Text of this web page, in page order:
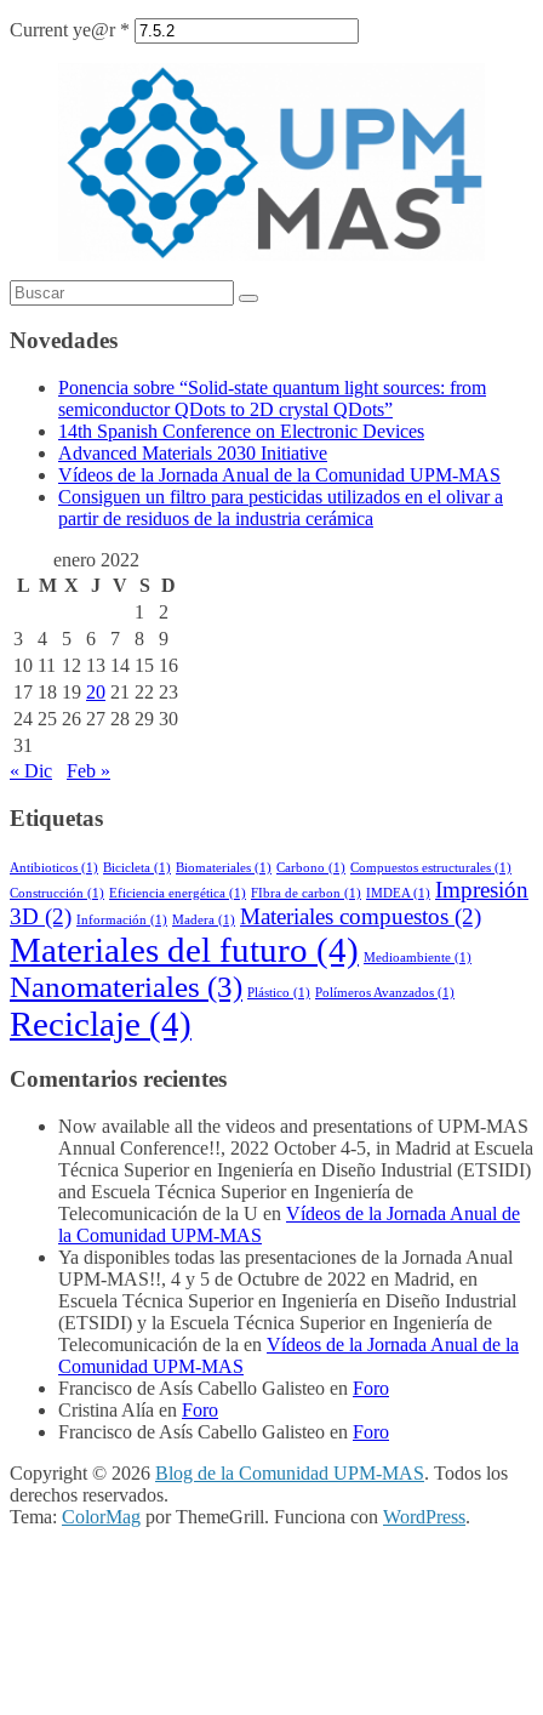
Current ye@r *
Novedades
Ponencia sobre “Solid-state quantum light sources: from
semiconductor QDots to 2D crystal QDots”
14th Spanish Conference on Electronic Devices
Advanced Materials 2030 Initiative
Vídeos de la Jornada Anual de la Comunidad UPM-MAS
Consiguen un filtro para pesticidas utilizados en el olivar a
partir de residuos de la industria cerámica
enero 2022
L M X J V S D
1
2
3
4 5 6 7 8
9
10 11 12 13 14 15 16
17 18 19 20 21 22 23
24 25 26 27 28 29 30
31
« Dic
Feb »
Etiquetas
Antibioticos (1) Bicicleta (1) Biomateriales (1) Carbono (1) Compuestos estructurales (1)
Construcción (1) Eficiencia energética (1) FIbra de carbon (1) IMDEA (1) Impresión
3D (2) Información (1) Madera (1) Materiales compuestos (2)
Materiales del futuro (4) Medioambiente (1)
Nanomateriales (3) Plástico (1) Polímeros Avanzados (1)
Reciclaje (4)
Comentarios recientes
Now available all the videos and presentations of UPM-MAS
Annual Conference!!, 2022 October 4-5, in Madrid at Escuela
Técnica Superior en Ingeniería en Diseño Industrial (ETSIDI)
and Escuela Técnica Superior en Ingeniería de
Telecomunicación de la U en Vídeos de la Jornada Anual de
la Comunidad UPM-MAS
Ya disponibles todas las presentaciones de la Jornada Anual
UPM-MAS!!, 4 y 5 de Octubre de 2022 en Madrid, en
Escuela Técnica Superior en Ingeniería en Diseño Industrial
(ETSIDI) y la Escuela Técnica Superior en Ingeniería de
Telecomunicación de la en Vídeos de la Jornada Anual de la
Comunidad UPM-MAS
Francisco de Asís Cabello Galisteo en Foro
Cristina Alía en Foro
Francisco de Asís Cabello Galisteo en Foro
Copyright © 2026 Blog de la Comunidad UPM-MAS. Todos los
derechos reservados.
Tema: ColorMag por ThemeGrill. Funciona con WordPress.